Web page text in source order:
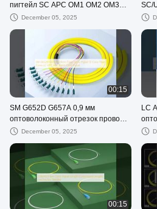
пигтейл SC APC OM1 OM2 OM3
FTTH CATV
December 05, 2025
SC/
00:15
SM G652D G657A 0,9 мм
оптоволоконный отрезок провода
12 цветных волоконных
Pigtail
December 05, 2025
LC
00:15